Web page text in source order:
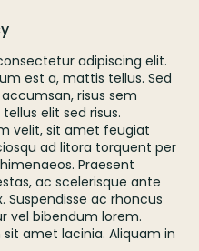
adipiscing elit.
est a, mattis tellus. Sed
risus sem
elit sed risus.
velit, sit amet feugiat
ad litora torquent per
Praesent
ac scelerisque ante
Suspendisse ac rhoncus
vel bibendum lorem.
amet lacinia. Aliquam in